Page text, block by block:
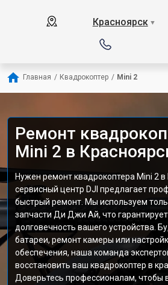
Красноярск ▼
Главная / Квадрокоптер / Mini 2
Ремонт
Mini 2 в
Нужен ремонт квадрокоптера Mini 2
сервисный центр DJI предлагает
быстрый ремонт. Мы используем
запчасти Ди Джи Ай, что
долговечность вашего устройства.
батареи, ремонт камеры или
обеспечения, наша команда
восстановить ваш квадрокоптер в
Доверьтесь профессионалам, чтобы